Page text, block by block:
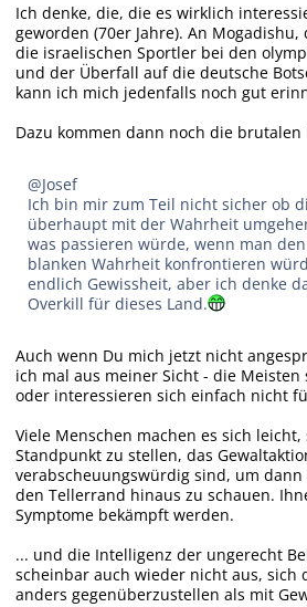
Ich denke, die, die es wirklich
geworden (70er Jahre). An
die israelischen Sportler bei den
und der Überfall auf die deutsche
kann ich mich jedenfalls noch gut
Dazu kommen dann noch die
@Josef
Ich bin mir zum Teil nicht sicher ob
überhaupt mit der Wahrheit
was passieren würde, wenn man
blanken Wahrheit konfrontieren
endlich Gewissheit, aber ich denke
Overkill für dieses Land.
Auch wenn Du mich jetzt nicht
ich mal aus meiner Sicht - die
oder interessieren sich einfach nicht
Viele Menschen machen es sich
Standpunkt zu stellen, das
verabscheuungswürdig sind, um
den Tellerrand hinaus zu schauen.
Symptome bekämpft werden.
... und die Intelligenz der ungerecht
scheinbar auch wieder nicht aus, sich
anders gegenüberzustellen als mit